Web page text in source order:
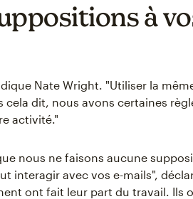
à
Nate Wright. "Utiliser la
cela dit, nous avons certaines
activité."
nous ne faisons aucune
interagir avec vos e-mails",
ont fait leur part du travail. Ils